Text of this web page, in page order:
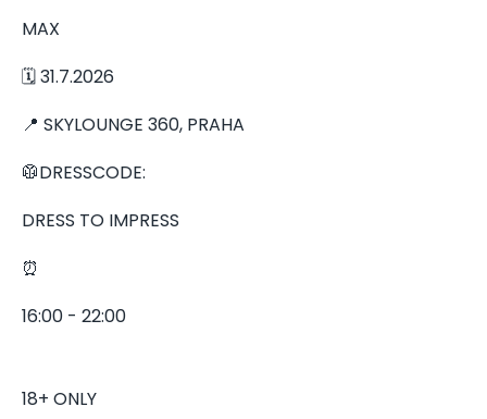
MAX
🗓️ 31.7.2026
📍 SKYLOUNGE 360, PRAHA
🥼DRESSCODE:
DRESS TO IMPRESS
⏰
16:00 - 22:00
18+ ONLY